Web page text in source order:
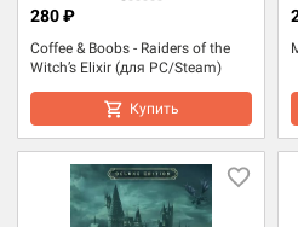
Coffee & Boobs - Raiders of the
Witch’s Elixir (для PC/Steam)
280 ₽
Купить